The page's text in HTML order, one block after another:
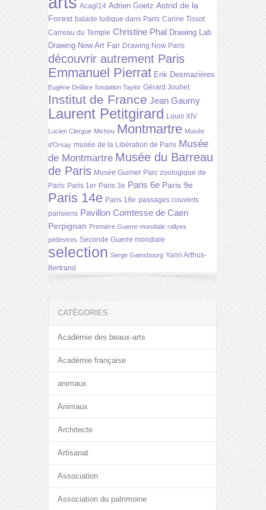
Acagl14 Adrien Goetz Astrid de la
Forest balade ludique dans Paris Carine Tissot
Carreau du Temple Christine Phal Drawing Lab
Drawing Now Art Fair Drawing Now Paris
découvrir autrement Paris
Emmanuel Pierrat Erik Desmazières
Eugène Delâtre fondation Taylor Gérard Jouhet
Institut de France Jean Gaumy
Laurent Petitgirard Louis XIV
Lucien Clergue Michou Montmartre Musée
d'Orsay musée de la Libération de Paris Musée
de Montmartre Musée du Barreau
de Paris Musée Guimet Parc zoologique de
Paris Paris 1er Paris 3e Paris 6e Paris 9e
Paris 14e Paris 18e passages couverts
parisiens Pavillon Comtesse de Caen
Perpignan Première Guerre mondiale rallyes
pédestres Seconde Guerre mondiale
selection Serge Gainsbourg Yann Arthus-
Bertrand
CATÉGORIES
Académie des beaux-arts
Académie française
animaux
Animaux
Architecte
Artisanat
Association
Association du patrimoine